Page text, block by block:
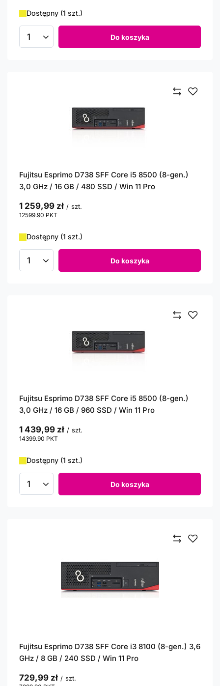
Dostępny (1 szt.)
Ilość produktów Do koszyka
Fujitsu Esprimo D738 SFF Core i5 8500 (8-gen.)
3,0 GHz / 16 GB / 480 SSD / Win 11 Pro
1 259,99 zł / szt.
12599.90 PKT
Dostępny (1 szt.)
Ilość produktów Do koszyka
Fujitsu Esprimo D738 SFF Core i5 8500 (8-gen.)
3,0 GHz / 16 GB / 960 SSD / Win 11 Pro
1 439,99 zł / szt.
14399.90 PKT
Dostępny (1 szt.)
Ilość produktów Do koszyka
Fujitsu Esprimo D738 SFF Core i3 8100 (8-gen.) 3,6
GHz / 8 GB / 240 SSD / Win 11 Pro
729,99 zł / szt.